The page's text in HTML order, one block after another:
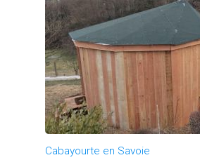
Cabayourte en Savoie